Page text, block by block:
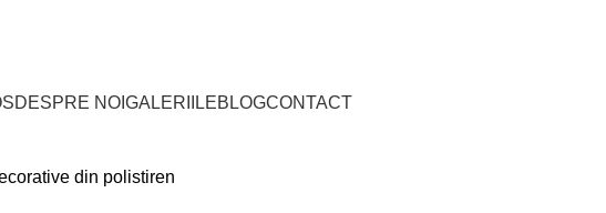
ROMÂNIEI
DESPRE NOI GALERIILEBLOGCONTACT
din polistiren